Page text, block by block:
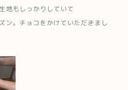
地もしっかりしていて
ン。チョコをかけていただきまし